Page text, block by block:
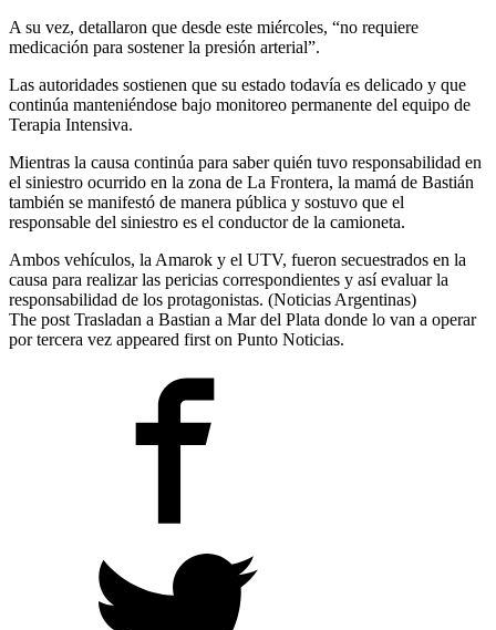
A su vez, detallaron que desde este miércoles, “no requiere
medicación para sostener la presión arterial”.
Las autoridades sostienen que su estado todavía es delicado y que
continúa manteniéndose bajo monitoreo permanente del equipo de
Terapia Intensiva.
Mientras la causa continúa para saber quién tuvo responsabilidad en
el siniestro ocurrido en la zona de La Frontera, la mamá de Bastián
también se manifestó de manera pública y sostuvo que el
responsable del siniestro es el conductor de la camioneta.
Ambos vehículos, la Amarok y el UTV, fueron secuestrados en la
causa para realizar las pericias correspondientes y así evaluar la
responsabilidad de los protagonistas. (Noticias Argentinas)
The post Trasladan a Bastian a Mar del Plata donde lo van a operar
por tercera vez appeared first on Punto Noticias.